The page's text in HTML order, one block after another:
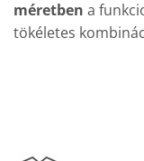
méretben a
tökéletes